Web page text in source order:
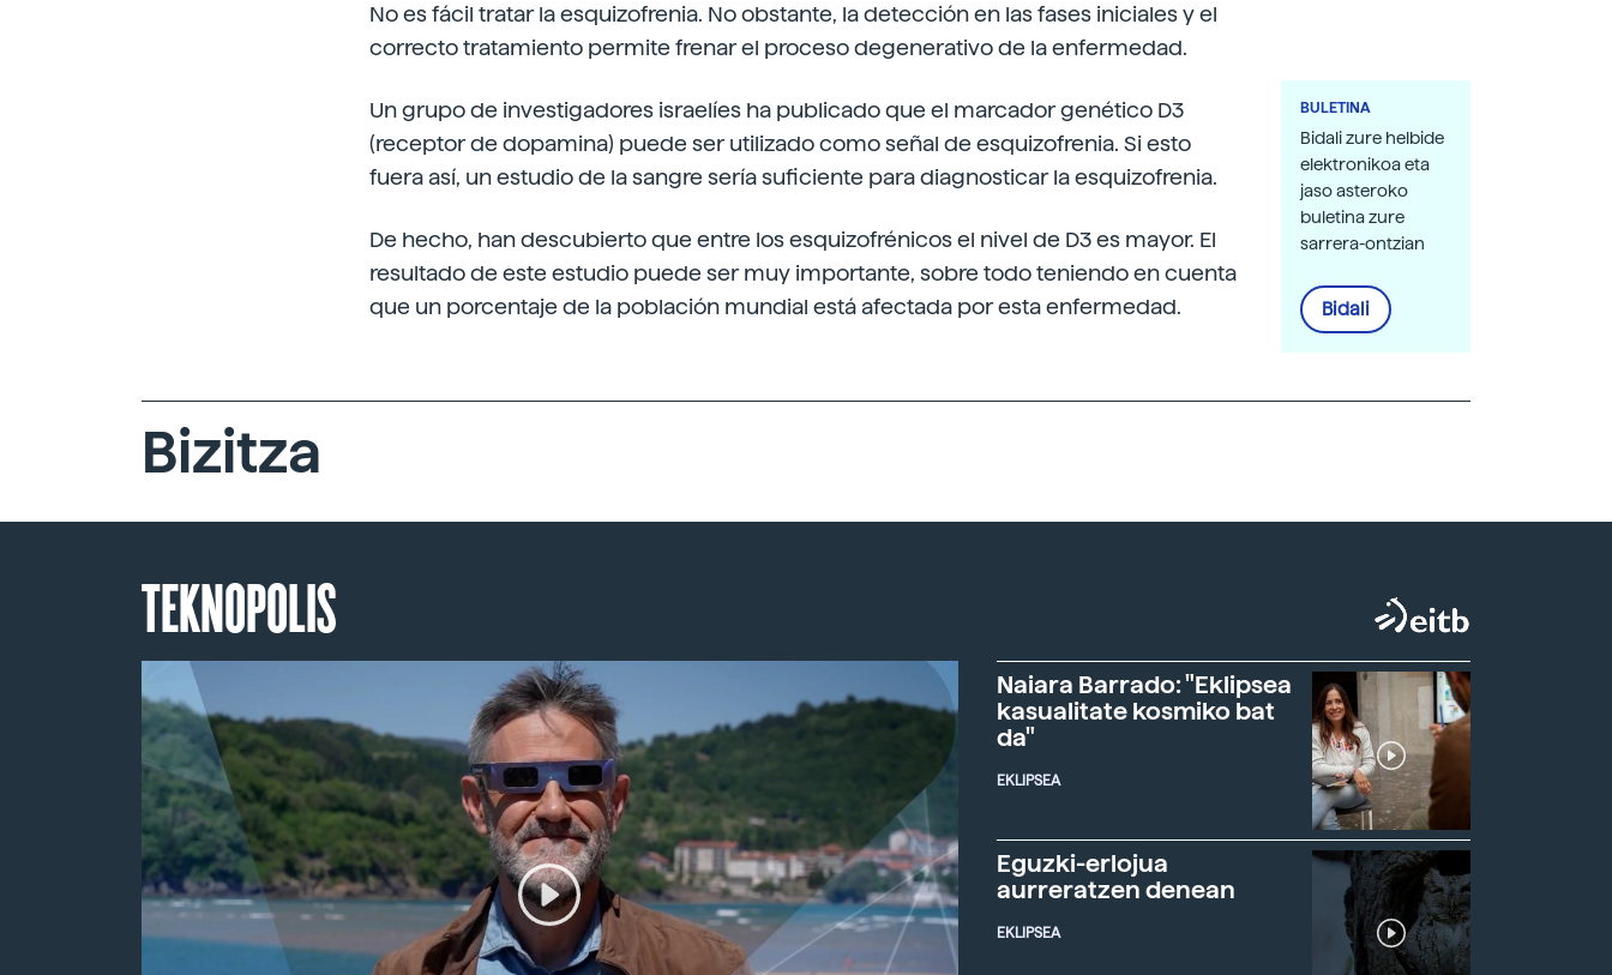
No es fácil tratar la esquizofrenia. No obstante, la detección en las fases iniciales y el
correcto tratamiento permite frenar el proceso degenerativo de la enfermedad.
Un grupo de investigadores israelíes ha publicado que el marcador genético D3
(receptor de dopamina) puede ser utilizado como señal de esquizofrenia. Si esto
fuera así, un estudio de la sangre sería suficiente para diagnosticar la esquizofrenia.
De hecho, han descubierto que entre los esquizofrénicos el nivel de D3 es mayor. El
resultado de este estudio puede ser muy importante, sobre todo teniendo en cuenta
que un porcentaje de la población mundial está afectada por esta enfermedad.
BULETINA
Bidali zure helbide
elektronikoa eta
jaso asteroko
buletina zure
sarrera-ontzian
Bidali
Bizitza
TEKNOPOLIS
Naiara Barrado: "Eklipsea
kasualitate kosmiko bat
da"
EKLIPSEA
Eguzki-erlojua
aurreratzen denean
EKLIPSEA